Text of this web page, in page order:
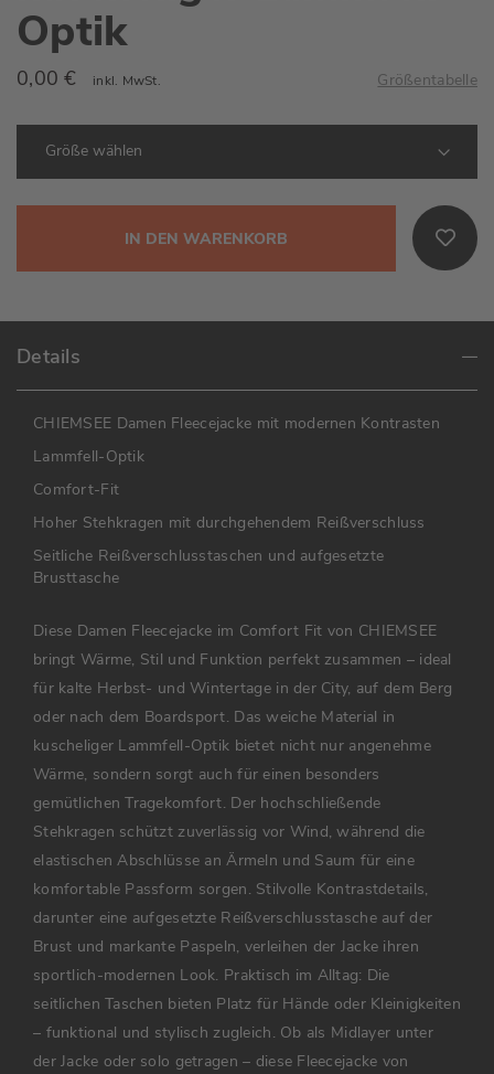
Optik
0,00 € inkl. MwSt. Größentabelle
IN DEN WARENKORB
Details
CHIEMSEE Damen Fleecejacke mit modernen Kontrasten
Lammfell-Optik
Comfort-Fit
Hoher Stehkragen mit durchgehendem Reißverschluss
Seitliche Reißverschlusstaschen und aufgesetzte
Brusttasche
Diese Damen Fleecejacke im Comfort Fit von CHIEMSEE
bringt Wärme, Stil und Funktion perfekt zusammen – ideal
für kalte Herbst- und Wintertage in der City, auf dem Berg
oder nach dem Boardsport. Das weiche Material in
kuscheliger Lammfell-Optik bietet nicht nur angenehme
Wärme, sondern sorgt auch für einen besonders
gemütlichen Tragekomfort. Der hochschließende
Stehkragen schützt zuverlässig vor Wind, während die
elastischen Abschlüsse an Ärmeln und Saum für eine
komfortable Passform sorgen. Stilvolle Kontrastdetails,
darunter eine aufgesetzte Reißverschlusstasche auf der
Brust und markante Paspeln, verleihen der Jacke ihren
sportlich-modernen Look. Praktisch im Alltag: Die
seitlichen Taschen bieten Platz für Hände oder Kleinigkeiten
– funktional und stylisch zugleich. Ob als Midlayer unter
der Jacke oder solo getragen – diese Fleecejacke von